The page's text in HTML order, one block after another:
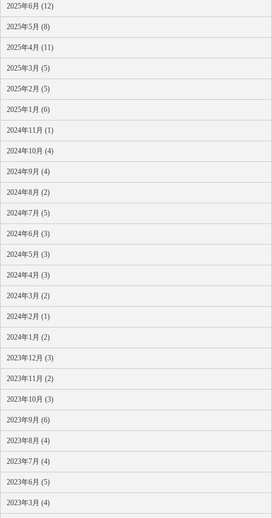
2025年6月 (12)
2025年5月 (8)
2025年4月 (11)
2025年3月 (5)
2025年2月 (5)
2025年1月 (6)
2024年11月 (1)
2024年10月 (4)
2024年9月 (4)
2024年8月 (2)
2024年7月 (5)
2024年6月 (3)
2024年5月 (3)
2024年4月 (3)
2024年3月 (2)
2024年2月 (1)
2024年1月 (2)
2023年12月 (3)
2023年11月 (2)
2023年10月 (3)
2023年9月 (6)
2023年8月 (4)
2023年7月 (4)
2023年6月 (5)
2023年3月 (4)